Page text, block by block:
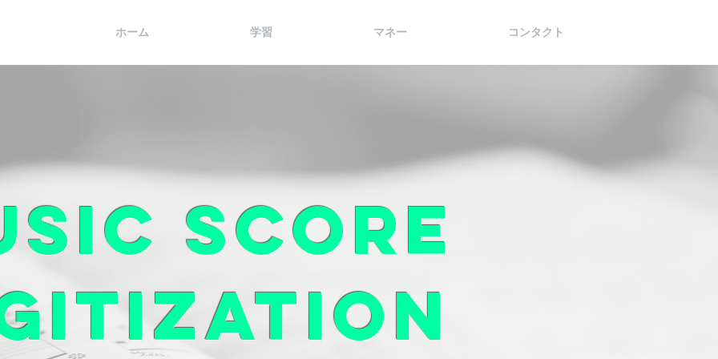
ホーム 学習 マネー コンタクト
score